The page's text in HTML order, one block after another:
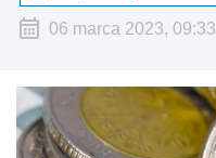
06 marca 2023, 09:33